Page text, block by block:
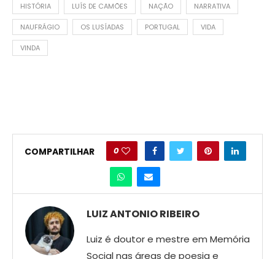
HISTÓRIA LUÍS DE CAMÕES NAÇÃO NARRATIVA
NAUFRÁGIO OS LUSÍADAS PORTUGAL VIDA
VINDA
COMPARTILHAR 0
LUIZ ANTONIO RIBEIRO
Luiz é doutor e mestre em Memória
Social nas áreas de poesia e